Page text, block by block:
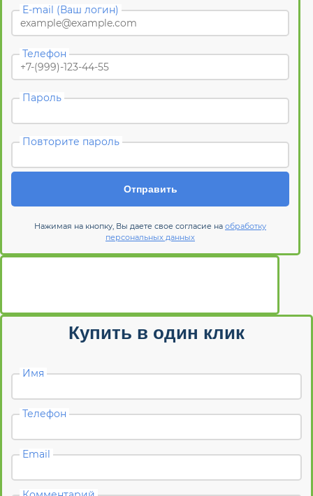
E-mail (Ваш логин)
Телефон
Пароль
Повторите пароль
Отправить
Нажимая на кнопку, Вы даете свое согласие на обработку
персональных данных
Купить в один клик
Имя
Телефон
Email